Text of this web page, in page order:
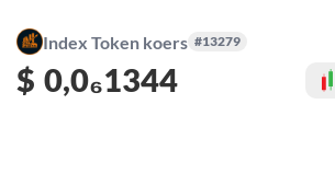
Index Token koers #13279
$ 0,0₆1344